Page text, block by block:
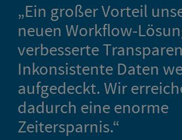
„Ein großer Vorteil
neuen Workflow-
verbesserte
Inkonsistente Daten
aufgedeckt. Wir
dadurch eine enorme
Zeitersparnis.“